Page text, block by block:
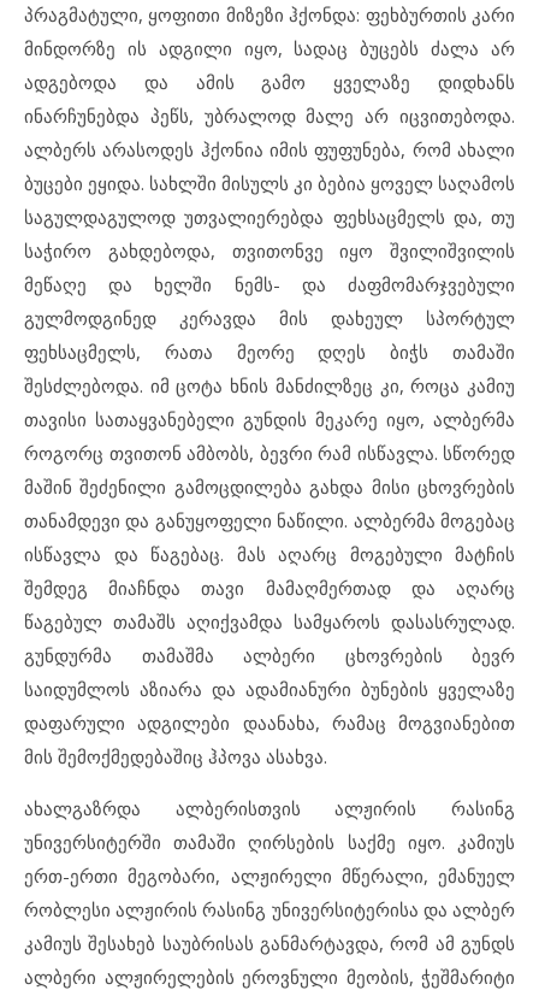
პრაგმატული, ყოფითი მიზეზი ჰქონდა: ფეხბურთის კარი
მინდორზე ის ადგილი იყო, სადაც ბუცებს ძალა არ
ადგებოდა და ამის გამო ყველაზე დიდხანს
ინარჩუნებდა პეწს, უბრალოდ მალე არ იცვითებოდა.
ალბერს არასოდეს ჰქონია იმის ფუფუნება, რომ ახალი
ბუცები ეყიდა. სახლში მისულს კი ბებია ყოველ საღამოს
საგულდაგულოდ უთვალიერებდა ფეხსაცმელს და, თუ
საჭირო გახდებოდა, თვითონვე იყო შვილიშვილის
მეწაღე და ხელში ნემს- და ძაფმომარჯვებული
გულმოდგინედ კერავდა მის დახეულ სპორტულ
ფეხსაცმელს, რათა მეორე დღეს ბიჭს თამაში
შესძლებოდა. იმ ცოტა ხნის მანძილზეც კი, როცა კამიუ
თავისი სათაყვანებელი გუნდის მეკარე იყო, ალბერმა
როგორც თვითონ ამბობს, ბევრი რამ ისწავლა. სწორედ
მაშინ შეძენილი გამოცდილება გახდა მისი ცხოვრების
თანამდევი და განუყოფელი ნაწილი. ალბერმა მოგებაც
ისწავლა და წაგებაც. მას აღარც მოგებული მატჩის
შემდეგ მიაჩნდა თავი მამაღმერთად და აღარც
წაგებულ თამაშს აღიქვამდა სამყაროს დასასრულად.
გუნდურმა თამაშმა ალბერი ცხოვრების ბევრ
საიდუმლოს აზიარა და ადამიანური ბუნების ყველაზე
დაფარული ადგილები დაანახა, რამაც მოგვიანებით
მის შემოქმედებაშიც ჰპოვა ასახვა.
ახალგაზრდა ალბერისთვის ალჟირის რასინგ
უნივერსიტერში თამაში ღირსების საქმე იყო. კამიუს
ერთ-ერთი მეგობარი, ალჟირელი მწერალი, ემანუელ
რობლესი ალჟირის რასინგ უნივერსიტერისა და ალბერ
კამიუს შესახებ საუბრისას განმარტავდა, რომ ამ გუნდს
ალბერი ალჟირელების ეროვნული მეობის, ჭეშმარიტი